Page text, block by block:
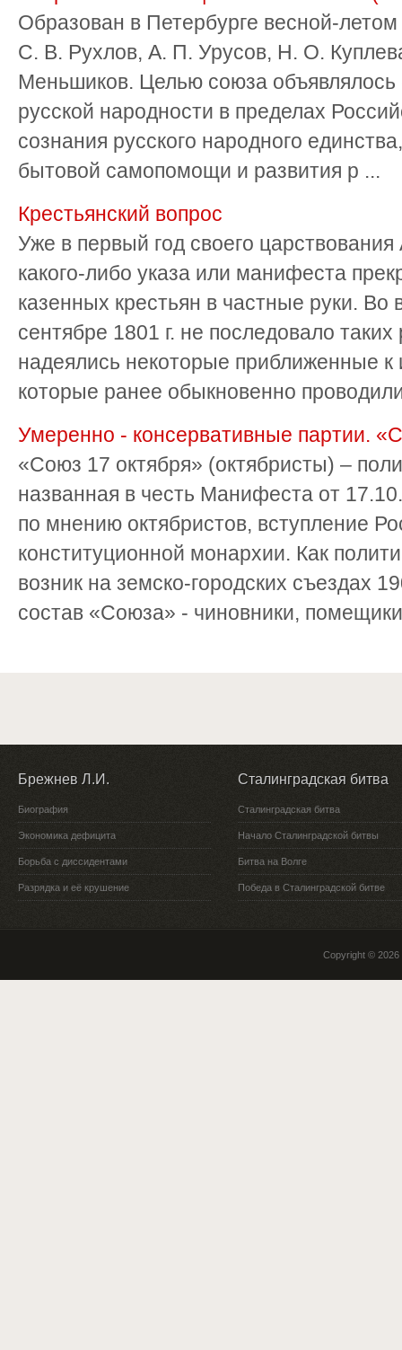
Образован в Петербурге весной-
С. В. Рухлов, А. П. Урусов, Н. О.
Меньшиков. Целью союза объявлялось
русской народности в пределах
сознания русского народного
бытовой самопомощи и развития р ...
Крестьянский вопрос
Уже в первый год своего
какого-либо указа или манифеста
казенных крестьян в частные руки. Во
сентябре 1801 г. не последовало
надеялись некоторые приближенные к
которые ранее обыкновенно
Умеренно - консервативные партии.
«Союз 17 октября» (октябристы) –
названная в честь Манифеста от
по мнению октябристов, вступление
конституционной монархии. Как
возник на земско-городских съездах
состав «Союза» - чиновники,
Брежнев Л.И.
Биография
Экономика дефицита
Борьба с диссидентами
Разрядка и её крушение
Сталинградская битва
Сталинградская битва
Начало Сталинградской битвы
Битва на Волге
Победа в Сталинградской битве
Copyright © 2026